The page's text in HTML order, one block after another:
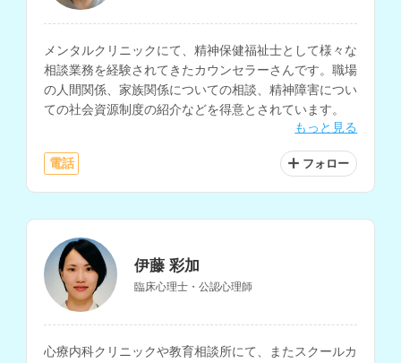
メンタルクリニックにて、精神保健福祉士として様々な
相談業務を経験されてきたカウンセラーさんです。職場
の人間関係、家族関係についての相談、精神障害につい
ての社会資源制度の紹介などを得意とされています。
もっと見る
電話 フォロー
伊藤 彩加
臨床心理士・公認心理師
心療内科クリニックや教育相談所にて、またスクールカ